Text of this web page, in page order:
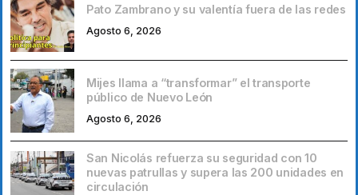
Pato Zambrano y su valentía fuera de las redes
Agosto 6, 2026
Mijes llama a “transformar” el transporte
público de Nuevo León
Agosto 6, 2026
San Nicolás refuerza su seguridad con 10
nuevas patrullas y supera las 200 unidades en
circulación